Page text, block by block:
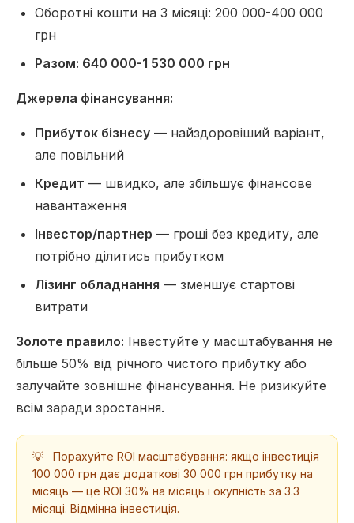
Оборотні кошти на 3 місяці: 200 000-400 000
грн
Разом: 640 000-1 530 000 грн
Джерела фінансування:
Прибуток бізнесу — найздоровіший варіант,
але повільний
Кредит — швидко, але збільшує фінансове
навантаження
Інвестор/партнер — гроші без кредиту, але
потрібно ділитись прибутком
Лізинг обладнання — зменшує стартові
витрати
Золоте правило: Інвестуйте у масштабування не
більше 50% від річного чистого прибутку або
залучайте зовнішнє фінансування. Не ризикуйте
всім заради зростання.
💡
Порахуйте ROI масштабування: якщо інвестиція
100 000 грн дає додаткові 30 000 грн прибутку на
місяць — це ROI 30% на місяць і окупність за 3.3
місяці. Відмінна інвестиція.